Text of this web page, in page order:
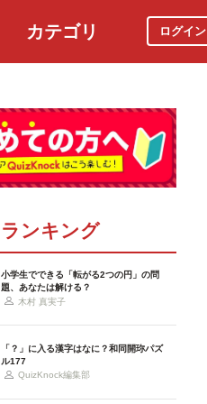
カテゴリ ログイン
ランキング
小学生でできる「転がる2つの円」の問
題、あなたは解ける？
木村 真実子
「？」に入る漢字はなに？和同開珎パズ
ル177
QuizKnock編集部